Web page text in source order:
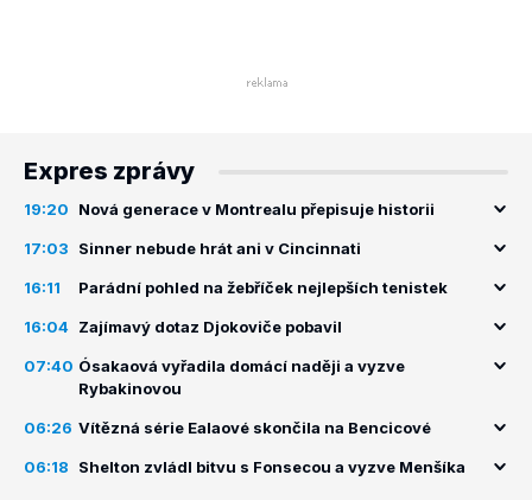
Expres zprávy
19:20 Nová generace v Montrealu přepisuje historii
17:03 Sinner nebude hrát ani v Cincinnati
16:11 Parádní pohled na žebříček nejlepších tenistek
16:04 Zajímavý dotaz Djokoviče pobavil
07:40 Ósakaová vyřadila domácí naději a vyzve
Rybakinovou
06:26 Vítězná série Ealaové skončila na Bencicové
06:18 Shelton zvládl bitvu s Fonsecou a vyzve Menšíka